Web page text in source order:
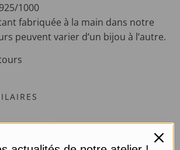
1000
fabriquée à la main dans notre
peuvent varier d’un bijou à l’autre.